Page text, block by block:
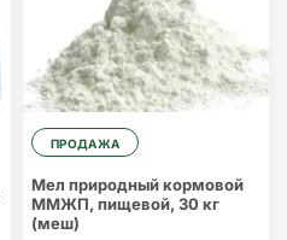
ПРОДАЖА
Мел природный кормовой
ММЖП, пищевой, 30 кг
(меш)